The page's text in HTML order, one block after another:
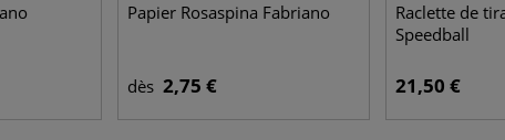
Papier Rosaspina Fabriano
dès 2,75 €
Raclette de
Speedball
21,50 €